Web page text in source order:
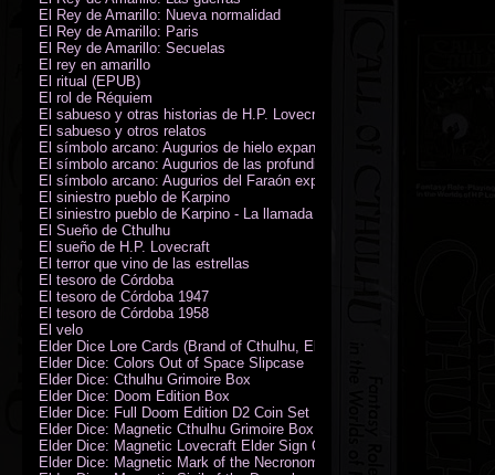
El Rey de Amarillo: Nueva normalidad
El Rey de Amarillo: Paris
El Rey de Amarillo: Secuelas
El rey en amarillo
El ritual (EPUB)
El rol de Réquiem
El sabueso y otras historias de H.P. Lovecraft
El sabueso y otros relatos
El símbolo arcano: Augurios de hielo expansión
El símbolo arcano: Augurios de las profundidades expansión
El símbolo arcano: Augurios del Faraón expansión
El siniestro pueblo de Karpino
El siniestro pueblo de Karpino - La llamada de Cthulhu
El Sueño de Cthulhu
El sueño de H.P. Lovecraft
El terror que vino de las estrellas
El tesoro de Córdoba
El tesoro de Córdoba 1947
El tesoro de Córdoba 1958
El velo
Elder Dice Lore Cards (Brand of Cthulhu, Elder Sign, Astral Elder Sign)
Elder Dice: Colors Out of Space Slipcase
Elder Dice: Cthulhu Grimoire Box
Elder Dice: Doom Edition Box
Elder Dice: Full Doom Edition D2 Coin Set
Elder Dice: Magnetic Cthulhu Grimoire Box
Elder Dice: Magnetic Lovecraft Elder Sign Grimoire Box
Elder Dice: Magnetic Mark of the Necronomicon Grimoire Box